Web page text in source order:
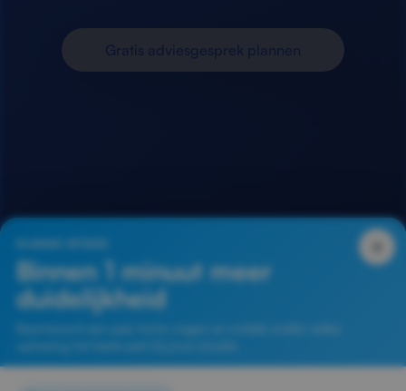
Binnen 1 minuut meer
duidelijkheid
Gratis adviesgesprek plannen